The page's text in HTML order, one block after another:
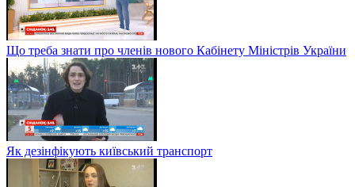
Що треба знати про членів нового Кабінету Міністрів України
Як дезінфікують київський транспорт